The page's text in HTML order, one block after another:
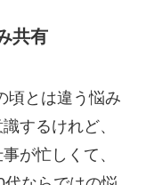
共有
頃とは違う悩み
するけれど、
が忙しくて、